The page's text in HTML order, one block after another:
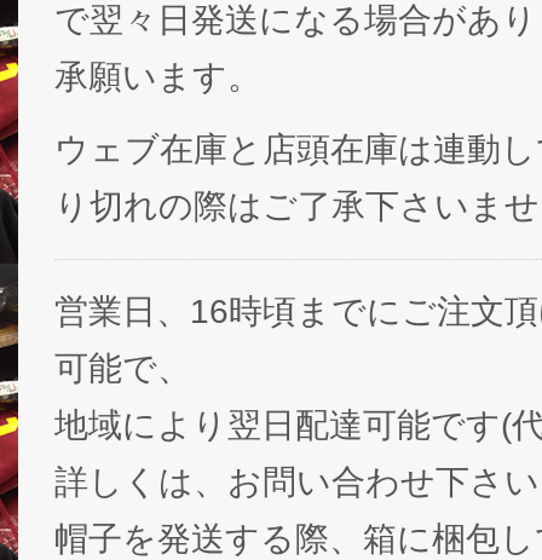
で翌々日発送になる場合があ
承願います。
ウェブ在庫と店頭在庫は連動
り切れの際はご了承下さいま
営業日、16時頃までにご注文
可能で、
地域により翌日配達可能です(
詳しくは、お問い合わせ下さ
帽子を発送する際、箱に梱包